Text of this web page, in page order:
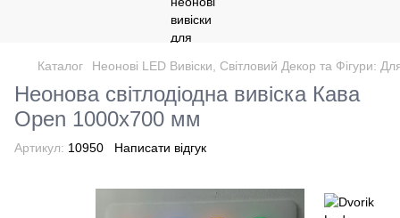
Каталог Неонові LED Вивіски, Світловий Декор та Фігури:
Неонова світлодіодна вивіска Кава
Open 1000х700 мм
Артикул: 10950 Написати відгук